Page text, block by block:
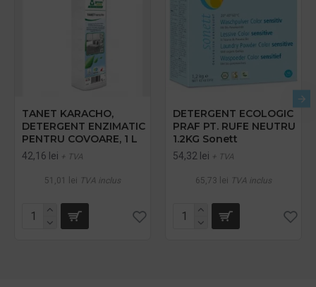
TANET KARACHO,
DETERGENT ENZIMATIC
PENTRU COVOARE, 1 L
42,16 lei + TVA
51,01 lei TVA inclus
DETERGENT ECOLOGIC
PRAF PT. RUFE NEUTRU
1.2KG Sonett
54,32 lei + TVA
65,73 lei TVA inclus